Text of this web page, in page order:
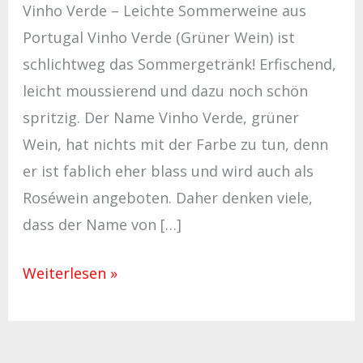
Vinho Verde – Leichte Sommerweine aus
Portugal Vinho Verde (Grüner Wein) ist
schlichtweg das Sommergetränk! Erfischend,
leicht moussierend und dazu noch schön
spritzig. Der Name Vinho Verde, grüner
Wein, hat nichts mit der Farbe zu tun, denn
er ist fablich eher blass und wird auch als
Roséwein angeboten. Daher denken viele,
dass der Name von […]
Weiterlesen »